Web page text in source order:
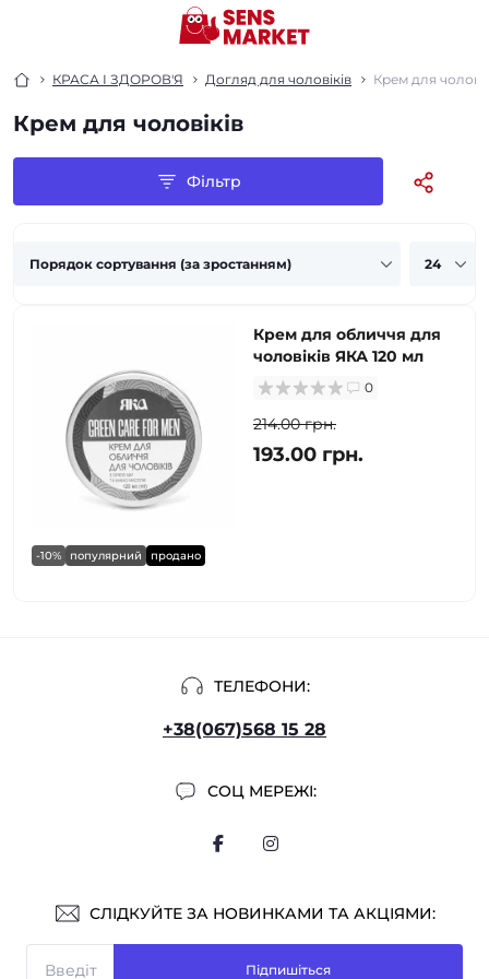
КРАСА І ЗДОРОВ'Я Догляд для чоловіків Крем для
Крем для чоловіків
Фільтр
-10% популярний продано
Крем для обличчя для
чоловіків ЯКА 120 мл
0
214.00 грн.
193.00 грн.
ТЕЛЕФОНИ:
+38(067)568 15 28
СОЦ МЕРЕЖІ:
СЛІДКУЙТЕ ЗА НОВИНКАМИ ТА АКЦІЯМИ:
Підпишіться